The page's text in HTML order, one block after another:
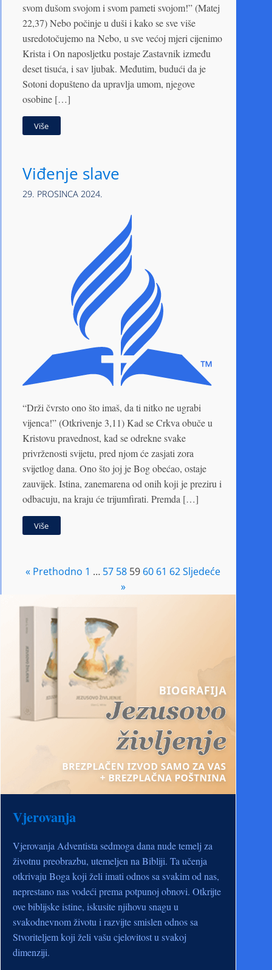
svom dušom svojom i svom pameti svojom!” (Matej
22,37) Nebo počinje u duši i kako se sve više
usredotočujemo na Nebo, u sve većoj mjeri cijenimo
Krista i On naposljetku postaje Zastavnik između
deset tisuća, i sav ljubak. Međutim, budući da je
Sotoni dopušteno da upravlja umom, njegove
osobine […]
Više
Viđenje slave
29. PROSINCA 2024.
“Drži čvrsto ono što imaš, da ti nitko ne ugrabi
vijenca!” (Otkrivenje 3,11) Kad se Crkva obuče u
Kristovu pravednost, kad se odrekne svake
privrženosti svijetu, pred njom će zasjati zora
svijetlog dana. Ono što joj je Bog obećao, ostaje
zauvijek. Istina, zanemarena od onih koji je preziru i
odbacuju, na kraju će trijumfirati. Premda […]
Više
« Prethodno 1 … 57 58 59 60 61 62 Sljedeće
»
Vjerovanja
Vjerovanja Adventista sedmoga dana nude temelj za
životnu preobrazbu, utemeljen na Bibliji. Ta učenja
otkrivaju Boga koji želi imati odnos sa svakim od nas,
neprestano nas vodeći prema potpunoj obnovi. Otkrijte
ove biblijske istine, iskusite njihovu snagu u
svakodnevnom životu i razvijte smislen odnos sa
Stvoriteljem koji želi vašu cjelovitost u svakoj
dimenziji.